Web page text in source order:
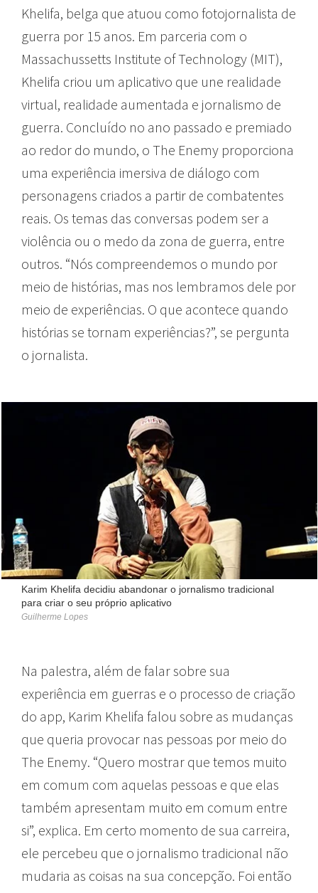
Khelifa, belga que atuou como fotojornalista de
guerra por 15 anos. Em parceria com o
Massachussetts Institute of Technology (MIT),
Khelifa criou um aplicativo que une realidade
virtual, realidade aumentada e jornalismo de
guerra. Concluído no ano passado e premiado
ao redor do mundo, o The Enemy proporciona
uma experiência imersiva de diálogo com
personagens criados a partir de combatentes
reais. Os temas das conversas podem ser a
violência ou o medo da zona de guerra, entre
outros. “Nós compreendemos o mundo por
meio de histórias, mas nos lembramos dele por
meio de experiências. O que acontece quando
histórias se tornam experiências?”, se pergunta
o jornalista.
Karim Khelifa decidiu abandonar o jornalismo tradicional
para criar o seu próprio aplicativo
Guilherme Lopes
Na palestra, além de falar sobre sua
experiência em guerras e o processo de criação
do app, Karim Khelifa falou sobre as mudanças
que queria provocar nas pessoas por meio do
The Enemy. “Quero mostrar que temos muito
em comum com aquelas pessoas e que elas
também apresentam muito em comum entre
si”, explica. Em certo momento de sua carreira,
ele percebeu que o jornalismo tradicional não
mudaria as coisas na sua concepção. Foi então